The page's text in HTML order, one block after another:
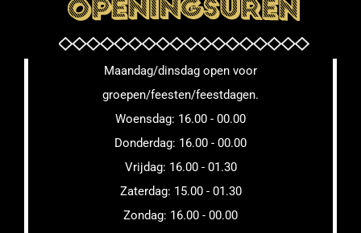
Maandag/dinsdag open voor
groepen/feesten/feestdagen.
Woensdag: 16.00 - 00.00
Donderdag: 16.00 - 00.00
Vrijdag: 16.00 - 01.30
Zaterdag: 15.00 - 01.30
Zondag: 16.00 - 00.00